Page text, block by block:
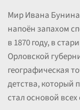
Мир Ивана Бунина
напоён запахом
в 1870 году, в
Орловской
географическая
детства, который
стал основой